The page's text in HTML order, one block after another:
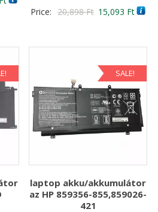
20,963 Ft
5.00
Price: 20,898Ft Original
15,093 Ft
SALE!
laptop akku/akkumulátor
az HP 859356-855,859026-
421